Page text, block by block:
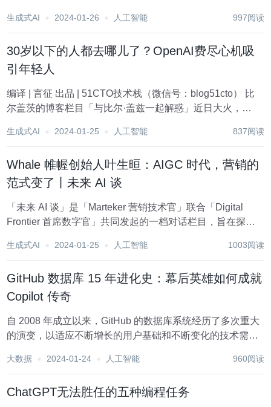
2.2 步骤二：模型训练 2.3 步骤三：内容生成...
生成式AI 2024-01-26 人工智能 997阅读
30岁以下的人都去哪儿了？OpenAI费尽心机吸
引年轻人
编译 | 言征 出品 | 51CTO技术栈（微信号：blog51cto） 比
尔盖茨的博客栏目「与比尔·盖兹一起解惑」近日大火，
程序员运营的”，并表示这很令人担忧。 目前，许多热门的
生成式AI 2024-01-25 人工智能 837阅读
Whale 帷幄创始人叶生晅：AIGC 时代，营销的
范式变了丨未来 AI 谈
「未来 AI 谈」是「Marteker 营销技术官」联合「Digital
Frontier 首席数字官」共同发起的一档对话栏目，旨在探讨
期帮助全行业探索 AIGC 时代的新营销之路。...
生成式AI 2024-01-25 人工智能 1003阅读
GitHub 数据库 15 年进化史：幕后英雄如何成就
Copilot 传奇
自 2008 年成立以来，GitHub 的数据库系统经历了多次重大
的演变，以适应不断增长的用户基础和不断变化的技术需
代码仓库以外的其他所有元数据，诸如用户，issue，PR，
大数据 2024-01-24 人工智能 960阅读
ChatGPT无法胜任的五种编程任务